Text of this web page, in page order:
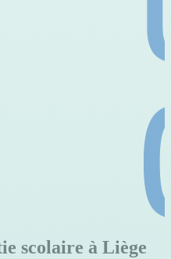
scolaire à Liège